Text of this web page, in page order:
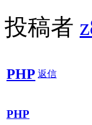
投稿者
PHP 返信
PHP